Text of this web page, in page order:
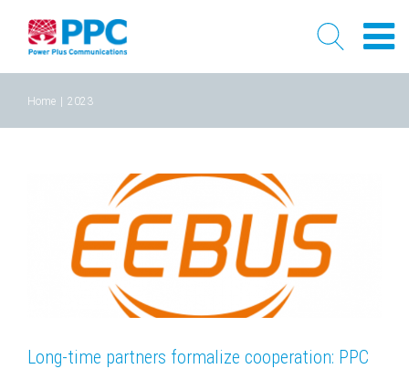
content
Home 2023
Long-time partners formalize cooperation: PPC